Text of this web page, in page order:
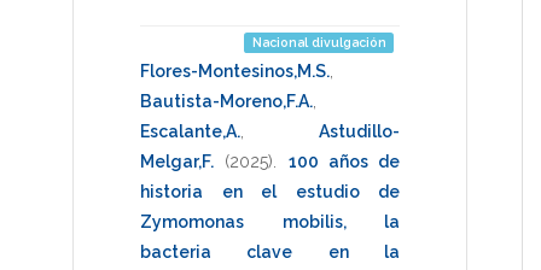
Nacional divulgación
Flores-Montesinos,M.S.
Bautista-Moreno,F.A.
Escalante,A.
Astudillo-
Melgar,F.
(2025)
100 años de
historia en el estudio de
Zymomonas mobilis, la
bacteria clave en la